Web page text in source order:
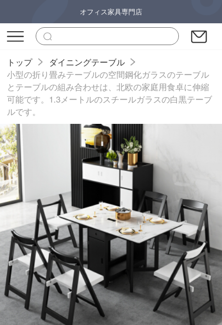
オフィス家具専門店
トップ
ダイニングテーブル
小型の折り畳みテーブルの空間鋼化ガラスのテーブル
とテーブルの組み合わせは、北欧の家庭用食卓に伸縮
可能です。1.3メートルのスチールガラスの白黒テーブ
ルです。